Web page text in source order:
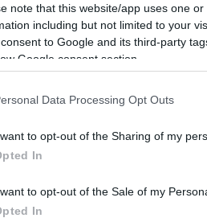
note that this website/app uses one
including but not limited to your
to Google and its third-party
Google consent section.
Data Processing Opt Outs
to opt-out of the Sharing of my
In
to opt-out of the Sale of my
In
tömegbalesetet hozott. Enea
ők ketten, valamint Bezzecchi,
ezután jött, ugyanis
a lábán. A címvédőt kórházba
hüvelykujjal jelezték, hogy a